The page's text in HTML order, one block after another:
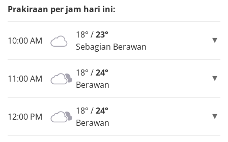
Prakiraan per jam hari ini:
10:00 AM
18° /23°
Sebagian Berawan
11:00 AM
18° /24°
Berawan
12:00 PM
18° /24°
Berawan